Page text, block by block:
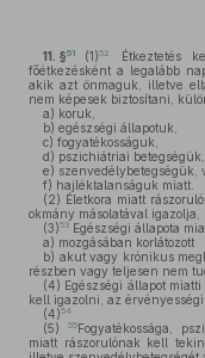
11. §51 (1)52
Étkeztetés
főétkezésként a legalább
akik azt önmaguk, illetve
nem képesek biztosítani,
a) koruk,
b) egészségi állapotuk,
c) fogyatékosságuk,
d) pszichiátriai betegségük,
e) szenvedélybetegségük,
f) hajléktalanságuk miatt.
(2) Életkora miatt
okmány másolatával igazolja,
(3)53 Egészségi állapota
a) mozgásában korlátozott
b) akut vagy krónikus
részben vagy teljesen nem
(4) Egészségi állapot
kell igazolni, az
(4)54
(5) 55Fogyatékossága,
miatt rászorulónak kell